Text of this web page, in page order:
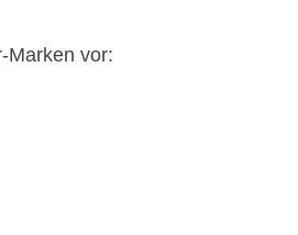
Marken vor: